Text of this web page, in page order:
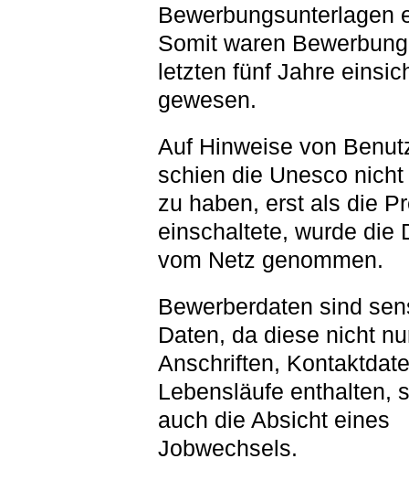
Bewerbungsunterlagen
Somit waren
letzten fünf Jahre
gewesen.
Auf Hinweise von
schien die Unesco nicht
zu haben, erst als die
einschaltete, wurde die
vom Netz genommen.
Bewerberdaten sind
Daten, da diese nicht
Anschriften,
Lebensläufe enthalten,
auch die Absicht eines
Jobwechsels.